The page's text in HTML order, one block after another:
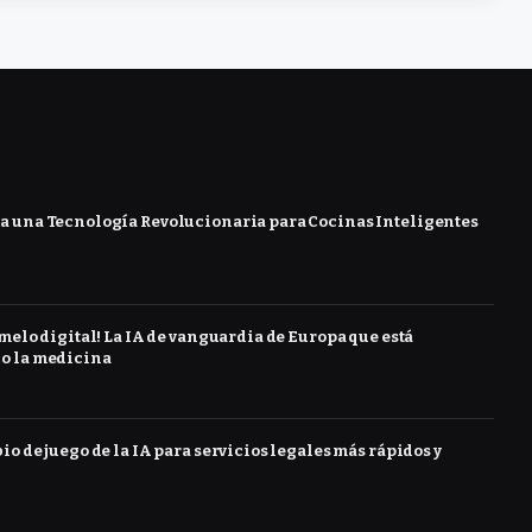
una Tecnología Revolucionaria para Cocinas Inteligentes
digital! La IA de vanguardia de Europa que está
la medicina
de juego de la IA para servicios legales más rápidos y